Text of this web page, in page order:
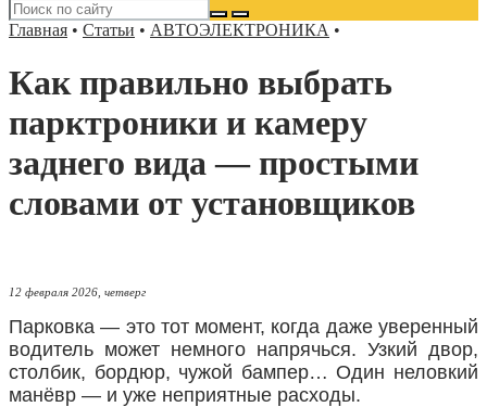
Главная • Статьи • АВТОЭЛЕКТРОНИКА •
Как правильно выбрать
парктроники и камеру
заднего вида — простыми
словами от установщиков
12 февраля 2026, четверг
Парковка — это тот момент, когда даже уверенный
водитель может немного напрячься. Узкий двор,
столбик, бордюр, чужой бампер… Один неловкий
манёвр — и уже неприятные расходы.